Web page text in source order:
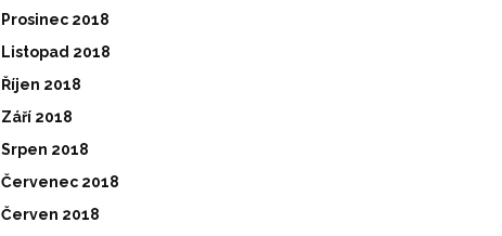
Prosinec 2018
Listopad 2018
Říjen 2018
Září 2018
Srpen 2018
Červenec 2018
Červen 2018